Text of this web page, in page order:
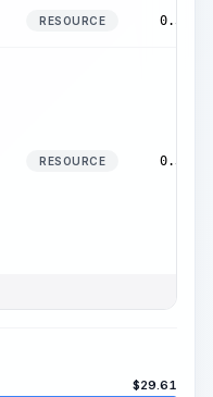
RESOURCE 0.50
RESOURCE 0.37
$29.61